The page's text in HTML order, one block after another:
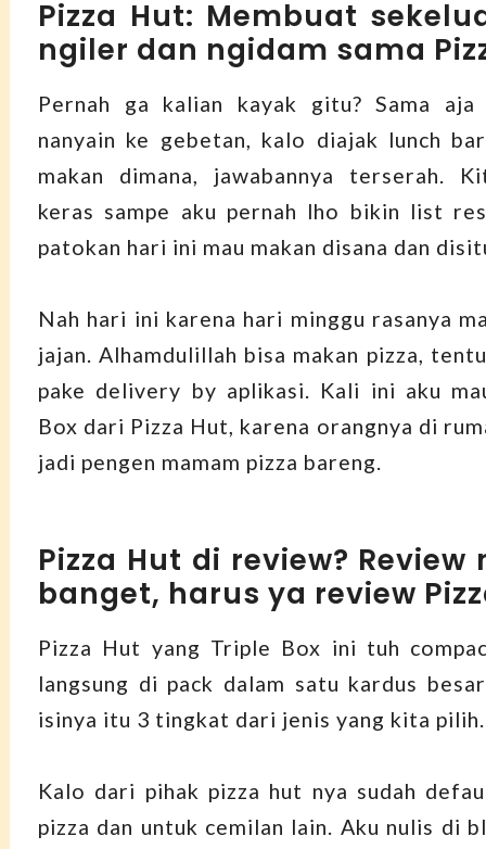
Pizza Hut: Membuat
ngiler dan ngidam sama
Pernah ga kalian kayak gitu? Sama
nanyain ke gebetan, kalo diajak lunch
makan dimana, jawabannya terserah.
keras sampe aku pernah lho bikin list
patokan hari ini mau makan disana dan
Nah hari ini karena hari minggu rasanya
jajan. Alhamdulillah bisa makan pizza,
pake delivery by aplikasi. Kali ini aku
Box dari Pizza Hut, karena orangnya di
jadi pengen mamam pizza bareng.
Pizza Hut di review? Review
banget, harus ya review
Pizza Hut yang Triple Box ini tuh
langsung di pack dalam satu kardus
isinya itu 3 tingkat dari jenis yang kita pilih.
Kalo dari pihak pizza hut nya sudah
pizza dan untuk cemilan lain. Aku nulis di